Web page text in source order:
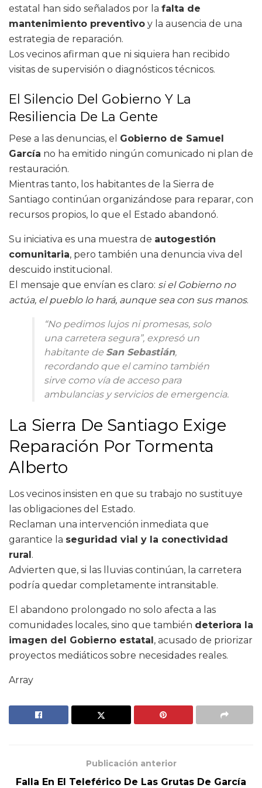
estatal han sido señalados por la falta de
mantenimiento preventivo y la ausencia de una
estrategia de reparación.
Los vecinos afirman que ni siquiera han recibido
visitas de supervisión o diagnósticos técnicos.
El Silencio Del Gobierno Y La
Resiliencia De La Gente
Pese a las denuncias, el Gobierno de Samuel
García no ha emitido ningún comunicado ni plan de
restauración.
Mientras tanto, los habitantes de la Sierra de
Santiago continúan organizándose para reparar, con
recursos propios, lo que el Estado abandonó.
Su iniciativa es una muestra de autogestión
comunitaria, pero también una denuncia viva del
descuido institucional.
El mensaje que envían es claro: si el Gobierno no
actúa, el pueblo lo hará, aunque sea con sus manos.
“No pedimos lujos ni promesas, solo
una carretera segura”, expresó un
habitante de San Sebastián,
recordando que el camino también
sirve como vía de acceso para
ambulancias y servicios de emergencia.
La Sierra De Santiago Exige
Reparación Por Tormenta
Alberto
Los vecinos insisten en que su trabajo no sustituye
las obligaciones del Estado.
Reclaman una intervención inmediata que
garantice la seguridad vial y la conectividad
rural.
Advierten que, si las lluvias continúan, la carretera
podría quedar completamente intransitable.
El abandono prolongado no solo afecta a las
comunidades locales, sino que también deteriora la
imagen del Gobierno estatal, acusado de priorizar
proyectos mediáticos sobre necesidades reales.
Array
Publicación anterior
Falla En El Teleférico De Las Grutas De García